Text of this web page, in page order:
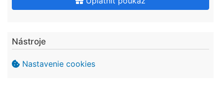
Nástroje
Nastavenie cookies